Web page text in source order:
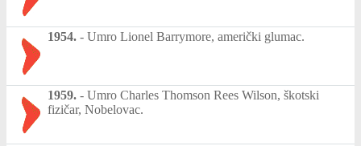
1954. - Umro Lionel Barrymore, američki glumac.
1959. - Umro Charles Thomson Rees Wilson, škotski
fizičar, Nobelovac.